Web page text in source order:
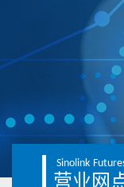
Sinolink
营业网